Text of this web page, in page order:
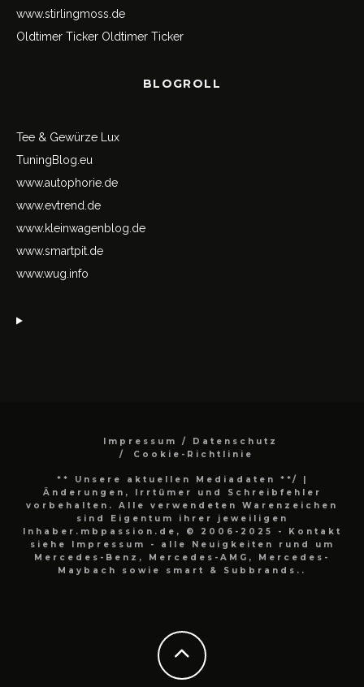
www.stirlingmoss.de
Oldtimer Ticker Oldtimer Ticker
BLOGROLL
Tee & Gewürze Lux
TuningBlog.eu
www.autophorie.de
www.evtrend.de
www.kleinwagenblog.de
www.smartpit.de
www.wug.info
Impressum / Datenschutz
Cookie-Richtlinie
** Unsere aktuellen Mediadaten **/
|
Änderungen, Irrtümer und Schreibfehler
vorbehalten. Alle verwendeten Warenzeichen
sind Eigentum ihrer jeweiligen
Inhaber.mbpassion.de, © 2006-2025 - Kontakt
siehe Impressum - alle Neuigkeiten rund um
Mercedes-Benz, Mercedes-AMG, Mercedes-
Maybach sowie smart & Subbrands..